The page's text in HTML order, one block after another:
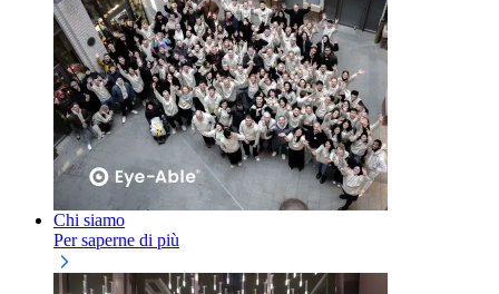
Chi siamo
Per saperne di più